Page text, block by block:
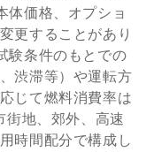
体価格、オプショ
更することがあり
験条件のもとでの
渋滞等）や運転方
じて燃料消費率は
街地、郊外、高速
時間配分で構成し